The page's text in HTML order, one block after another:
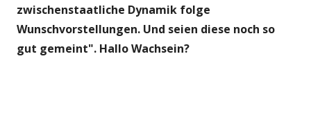
zwischenstaatliche Dynamik folge
Wunschvorstellungen. Und seien diese noch so
gut gemeint". Hallo Wachsein?